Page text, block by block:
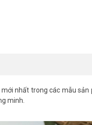
nhất trong các mẫu sản
minh.